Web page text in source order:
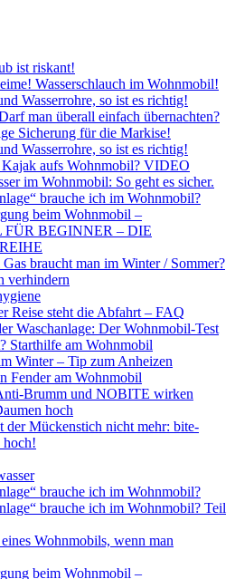
ist riskant!
Wasserschlauch im Wohnmobil!
Wasserrohre, so ist es richtig!
man überall einfach übernachten?
Sicherung für die Markise!
Wasserrohre, so ist es richtig!
Kajak aufs Wohnmobil? VIDEO
im Wohnmobil: So geht es sicher.
brauche ich im Wohnmobil?
beim Wohnmobil –
BEGINNER – DIE
braucht man im Winter / Sommer?
verhindern
Reise steht die Abfahrt – FAQ
Waschanlage: Der Wohnmobil-Test
Starthilfe am Wohnmobil
Winter – Tip zum Anheizen
Fender am Wohnmobil
Brumm und NOBITE wirken
hoch
der Mückenstich nicht mehr: bite-
hoch!
brauche ich im Wohnmobil?
brauche ich im Wohnmobil? Teil
Wohnmobils, wenn man
beim Wohnmobil –